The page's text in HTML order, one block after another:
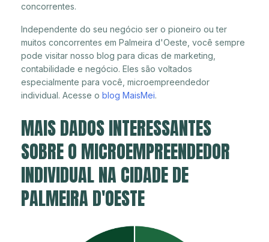
concorrentes.
Independente do seu negócio ser o pioneiro ou ter
muitos concorrentes em Palmeira d'Oeste, você sempre
pode visitar nosso blog para dicas de marketing,
contabilidade e negócio. Eles são voltados
especialmente para você, microempreendedor
individual. Acesse o blog MaisMei.
MAIS DADOS INTERESSANTES
SOBRE O MICROEMPREENDEDOR
INDIVIDUAL NA CIDADE DE
PALMEIRA D'OESTE